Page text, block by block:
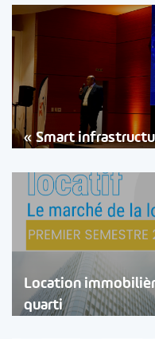
« Smart
Location
quarti